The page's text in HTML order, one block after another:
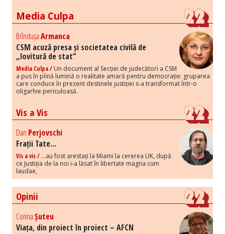
Media Culpa
BrîndușaArmanca
CSM acuză presa și societatea civilă de
„lovitură de stat”
Media Culpa / Un document al Secției de judecători a CSM
a pus în plină lumină o realitate amară pentru democrație: gruparea
care conduce în prezent destinele justiției s-a transformat într-o
oligarhie periculoasă.
Vis a Vis
Dan Perjovschi
Frații Tate...
Vis a vis / ...au fost arestați la Miami la cererea UK, după
ce Justiția de la noi i-a lăsat în libertate magna cum
laudae,
Opinii
CorinaȘuteu
Viața, din proiect în proiect – AFCN